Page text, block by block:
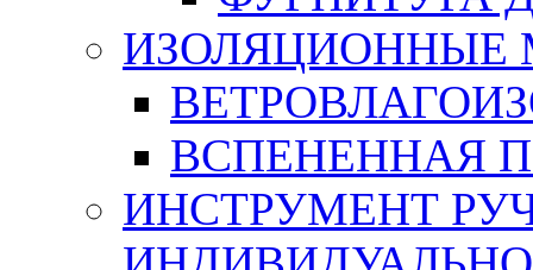
ИЗОЛЯЦИОННЫЕ
ВСПЕНЕННАЯ
ИНСТРУМЕНТ